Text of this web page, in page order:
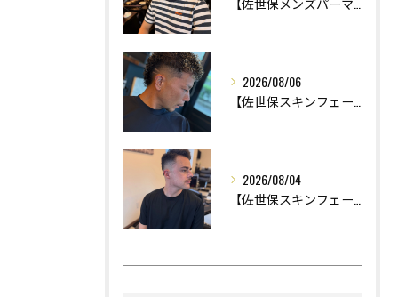
2026/08/06
2026/08/04